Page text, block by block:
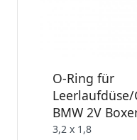
O-Ring für
BMW 2V
3,2 x 1,8